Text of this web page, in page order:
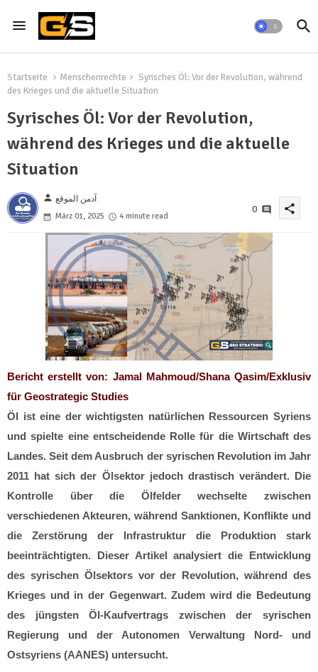
Startseite Menschenrechte
Syrisches Öl: Vor der Revolution, während
des Krieges und die aktuelle Situation
Syrisches Öl: Vor der Revolution,
während des Krieges und die aktuelle
Situation
person آدمن الموقع
März 01, 2025
4 minute read
0 share
Bericht erstellt von: Jamal Mahmoud/Shana Qasim/Exklusiv
für Geostrategic Studies
Öl ist eine der wichtigsten natürlichen Ressourcen Syriens
und spielte eine entscheidende Rolle für die Wirtschaft des
Landes. Seit dem Ausbruch der syrischen Revolution im Jahr
2011 hat sich der Ölsektor jedoch drastisch verändert. Die
Kontrolle über die Ölfelder wechselte zwischen
verschiedenen Akteuren, während Sanktionen, Konflikte und
die Zerstörung der Infrastruktur die Produktion stark
beeinträchtigten. Dieser Artikel analysiert die Entwicklung
des syrischen Ölsektors vor der Revolution, während des
Krieges und in der Gegenwart. Zudem wird die Bedeutung
des jüngsten Öl-Kaufvertrags zwischen der syrischen
Regierung und der Autonomen Verwaltung Nord- und
Ostsyriens (AANES) untersucht.